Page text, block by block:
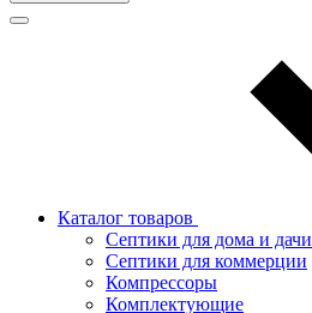
Каталог товаров
Септики для дома и дачи
Септики для коммерции
Компрессоры
Комплектующие